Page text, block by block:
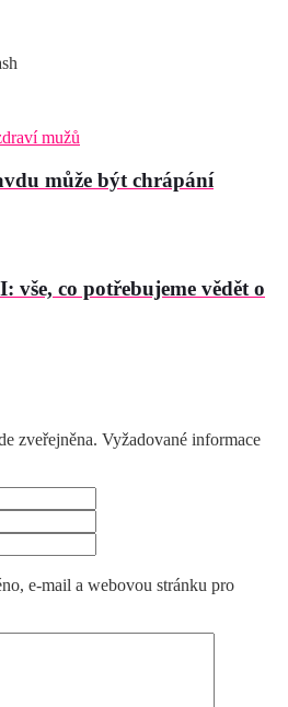
mužů
může být chrápání
co potřebujeme vědět o
zveřejněna. Vyžadované informace
e-mail a webovou stránku pro